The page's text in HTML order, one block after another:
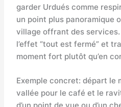
garder Urdués comme
un point plus panoramique
village offrant des
l’effet “tout est fermé” et
moment fort plutôt qu’en
Exemple concret: départ le
vallée pour le café et le